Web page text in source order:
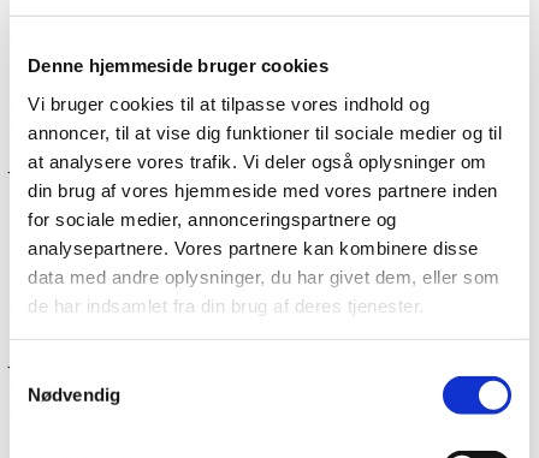
Denne hjemmeside bruger cookies
Vi bruger cookies til at tilpasse vores indhold og
annoncer, til at vise dig funktioner til sociale medier og til
at analysere vores trafik. Vi deler også oplysninger om
din brug af vores hjemmeside med vores partnere inden
for sociale medier, annonceringspartnere og
analysepartnere. Vores partnere kan kombinere disse
data med andre oplysninger, du har givet dem, eller som
de har indsamlet fra din brug af deres tjenester.
Samtykkevalg
Nødvendig
angst. Jeg har været bange for at være alene, for at sove,
gå en tur eller være ude at handle. Alt sammen pga. en
sygdom som jeg ikke troede, ville være et problem mere.
Jeg var jo uovervindelig.
I dag har jeg været ude at gå min første tur alene. Det var
lidt en sejr i sig selv, men jeg var træt af angst da jeg kom
hjem. Jeg var så træt at jeg smed mig på sengen og faldt i
dyb søvn.
sygemeldt mig, indtil videre, januar måned ud. Det har
virkelig været en øjenåbner for mig og jeg håber, at jeg